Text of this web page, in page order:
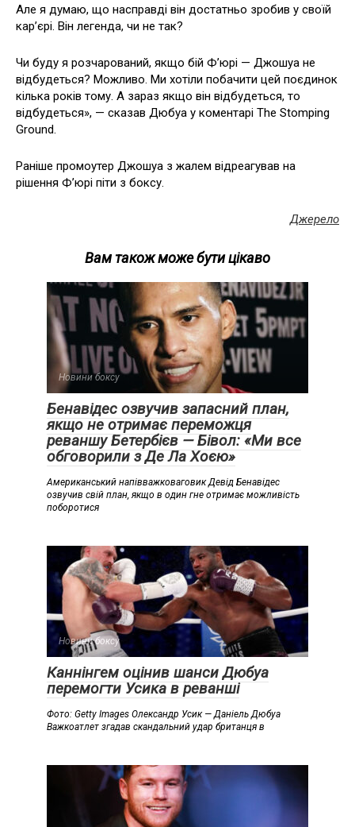
Але я думаю, що насправді він достатньо зробив у своїй
кар’єрі. Він легенда, чи не так?
Чи буду я розчарований, якщо бій Ф’юрі — Джошуа не
відбудеться? Можливо. Ми хотіли побачити цей поєдинок
кілька років тому. А зараз якщо він відбудеться, то
відбудеться», — сказав Дюбуа у коментарі The Stomping
Ground.
Раніше промоутер Джошуа з жалем відреагував на
рішення Ф’юрі піти з боксу.
Джерело
Вам також може бути цікаво
Новини боксу
Бенавідес озвучив запасний план,
якщо не отримає переможця
реваншу Бетербієв — Бівол: «Ми все
обговорили з Де Ла Хоєю»
Американський напівважковаговик Девід Бенавідес
озвучив свій план, якщо в один гне отримає можливість
поборотися
Новини боксу
Каннінгем оцінив шанси Дюбуа
перемогти Усика в реванші
Фото: Getty Images Олександр Усик — Даніель Дюбуа
Важкоатлет згадав скандальний удар британця в